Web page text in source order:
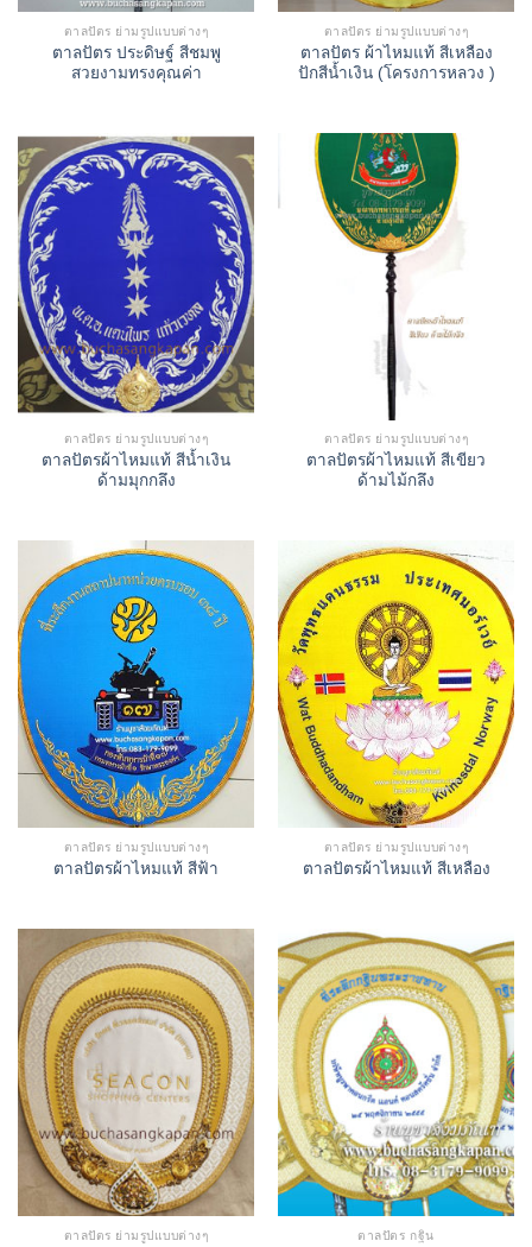
ตาลปัตร ย่ามรูปแบบต่างๆ
ตาลปัตร ประดิษฐ์ สีชมพู
สวยงามทรงคุณค่า
ตาลปัตร ย่ามรูปแบบต่างๆ
ตาลปัตร ผ้าไหมแท้ สีเหลือง
ปักสีน้ำเงิน (โครงการหลวง )
ตาลปัตร ย่ามรูปแบบต่างๆ
ตาลปัตรผ้าไหมแท้ สีน้ำเงิน
ด้ามมุกกลึง
ตาลปัตร ย่ามรูปแบบต่างๆ
ตาลปัตรผ้าไหมแท้ สีเขียว
ด้ามไม้กลึง
ตาลปัตร ย่ามรูปแบบต่างๆ
ตาลปัตรผ้าไหมแท้ สีฟ้า
ตาลปัตร ย่ามรูปแบบต่างๆ
ตาลปัตรผ้าไหมแท้ สีเหลือง
ตาลปัตร ย่ามรูปแบบต่างๆ ตาลปัตร กฐิน